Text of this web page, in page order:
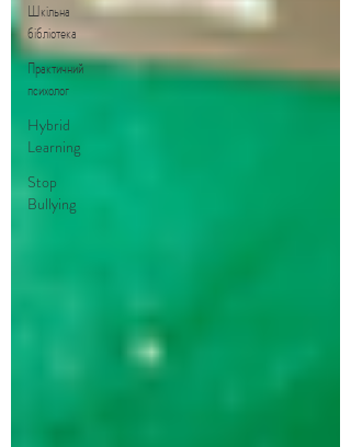
Шкільна
бібліотека
Практичний
психолог
Hybrid
Learning
Stop
Bullying